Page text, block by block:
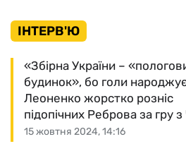
ІНТЕРВ'Ю
15 жовтня 2024, 14:16
«Збірна України –
будинок», бо голи
Леоненко жорстко розніс
підопічних Реброва за гру